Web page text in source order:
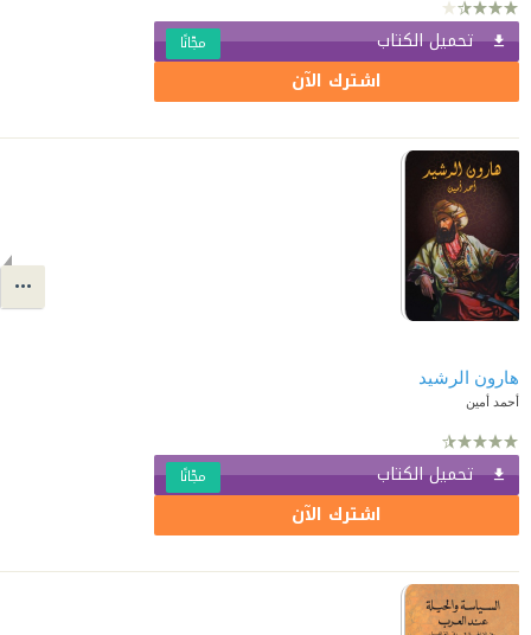
تحميل الكتاب مجّانًا
اشترك الآن
هارون الرشيد
أحمد أمين
تحميل الكتاب مجّانًا
اشترك الآن